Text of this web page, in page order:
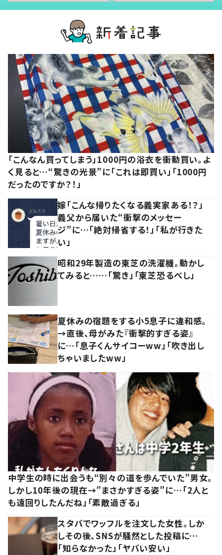
「こんなん買ってしまう」1000円の浴衣を衝動買い。よ
く見ると…“驚きの光景”に「これは即買い」「1000円
だったのですか？！」
嫁「こんな帰りたくなる義実家ある！？」
義父から届いた“衝撃のメッセー
ジ”に…「絶対帰省する！」「私が行きた
い」
昭和29年製造の東芝の洗濯機。動かし
てみると……「驚き」「東芝恐るべし」
夏休みの宿題をする小5息子に違和感。
→直後、母がみた『衝撃的すぎる姿』
に…「息子くんサイコーww」「吹き出し
ちゃいましたww」
中学生の時に出会うも“別々の道を歩んでいた”男女。
しかし10年後の現在→”まさかすぎる姿”に…「2人と
も遠回りしたんだね」「素敵過ぎる」
スタバでワッフルを注文した女性。しか
しその後、SNSが騒然とした投稿に…
「知らなかった」「ヤバい安い」